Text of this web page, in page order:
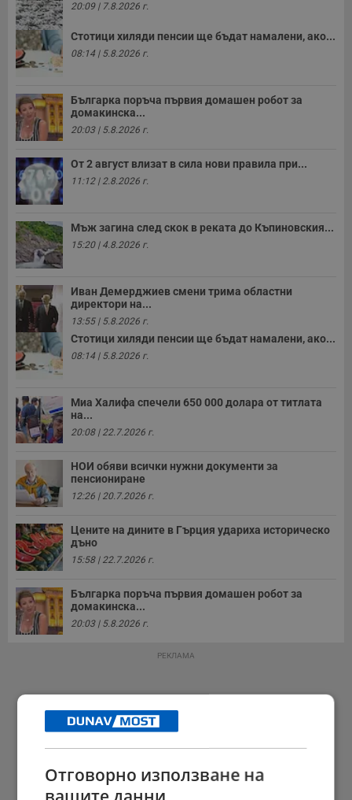
20:09 | 7.8.2026 г.
Стотици хиляди пенсии ще бъдат намалени, ако...
08:14 | 5.8.2026 г.
Българка поръча първия домашен робот за
домакинска...
20:03 | 5.8.2026 г.
От 2 август влизат в сила нови правила при...
11:12 | 2.8.2026 г.
Мъж загина след скок в реката до Къпиновския...
15:20 | 4.8.2026 г.
Иван Демерджиев смени трима областни
директори на...
13:55 | 5.8.2026 г.
Стотици хиляди пенсии ще бъдат намалени, ако...
08:14 | 5.8.2026 г.
Миа Халифа спечели 650 000 долара от титлата
на...
20:08 | 22.7.2026 г.
НОИ обяви всички нужни документи за
пенсиониране
12:26 | 20.7.2026 г.
Цените на дините в Гърция удариха историческо
дъно
15:58 | 22.7.2026 г.
Българка поръча първия домашен робот за
домакинска...
20:03 | 5.8.2026 г.
РЕКЛАМА
Отговорно използване на